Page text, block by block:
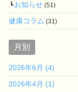
お知らせ (51)
健康コラム (31)
月別
2026年6月 (4)
2026年4月 (1)